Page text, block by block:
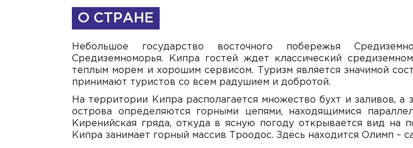
О СТРАНЕ
Небольшое государство восточного побережья
Средиземноморья. Кипра гостей ждет классический
теплым морем и хорошим сервисом. Туризм является значимой
принимают туристов со всем радушием и добротой.
На территории Кипра располагается множество бухт и заливов,
острова определяются горными цепями, находящимися
Киренийская гряда, откуда в ясную погоду открывается вид на
Кипра занимает горный массив Троодос. Здесь находится Олимп –